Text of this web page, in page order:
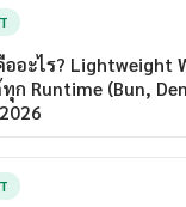
ออะไร? Lightweight
ก Runtime (Bun,